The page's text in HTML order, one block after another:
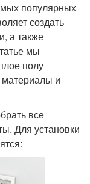
популярных
создать
а также
мы
полу
материалы и
все
Для установки